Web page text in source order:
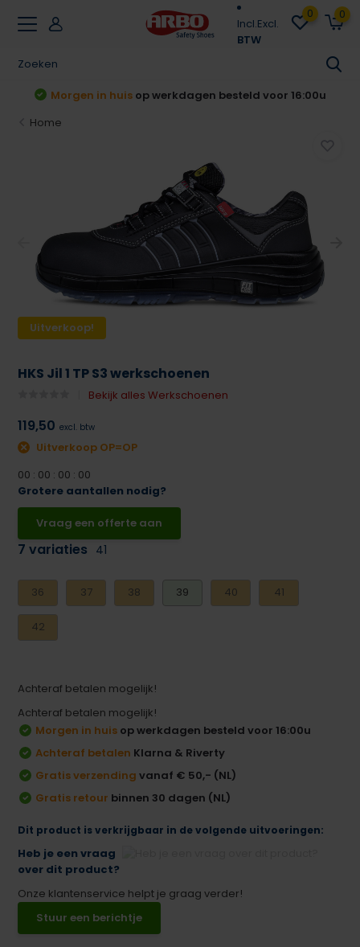
Incl.Excl.
BTW
0 0
Achteraf betalenKlarna & Riverty
Home
Uitverkoop!
HKS Jil 1 TP S3 werkschoenen
Bekijk alles Werkschoenen
119,50 excl. btw
Uitverkoop OP=OP
00 : 00 : 00 : 00
Grotere aantallen nodig?
Vraag een offerte aan
7 variaties 41
36 37 38 39 40 41
42
Achteraf betalen mogelijk!
Achteraf betalen mogelijk!
Morgen in huis op werkdagen besteld voor 16:00u
Achteraf betalen Klarna & Riverty
Gratis verzending vanaf € 50,- (NL)
Gratis retour binnen 30 dagen (NL)
Dit product is verkrijgbaar in de volgende uitvoeringen:
Heb je een vraag
over dit product?
Onze klantenservice helpt je graag verder!
Stuur een berichtje